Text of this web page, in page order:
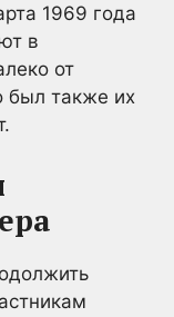
1969 года
в
от
был также их